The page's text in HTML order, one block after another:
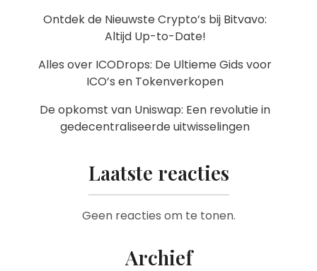
Ontdek de Nieuwste Crypto’s bij Bitvavo:
Altijd Up-to-Date!
Alles over ICODrops: De Ultieme Gids voor
ICO’s en Tokenverkopen
De opkomst van Uniswap: Een revolutie in
gedecentraliseerde uitwisselingen
Laatste reacties
Geen reacties om te tonen.
Archief